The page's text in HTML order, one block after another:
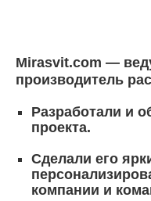
Mirasvit.com —
производитель
Разработали и
проекта.
Сделали его
компании и